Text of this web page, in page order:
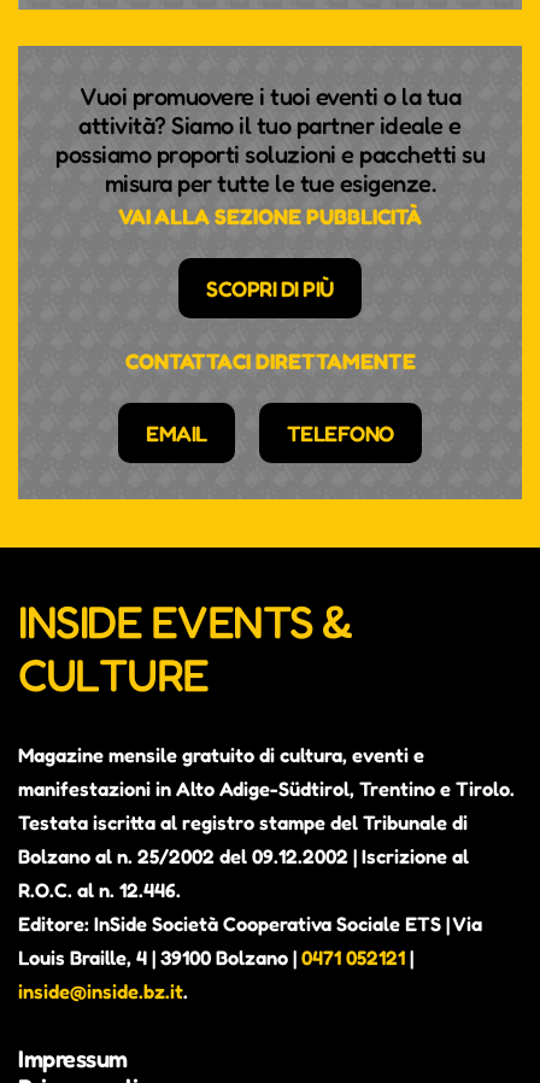
Vuoi promuovere i tuoi eventi o la tua
attività? Siamo il tuo partner ideale e
possiamo proporti soluzioni e pacchetti su
misura per tutte le tue esigenze.
VAI ALLA SEZIONE PUBBLICITÀ
SCOPRI DI PIÙ
CONTATTACI DIRETTAMENTE
EMAIL TELEFONO
INSIDE EVENTS &
CULTURE
Magazine mensile gratuito di cultura, eventi e
manifestazioni in Alto Adige-Südtirol, Trentino e Tirolo.
Testata iscritta al registro stampe del Tribunale di
Bolzano al n. 25/2002 del 09.12.2002 | Iscrizione al
R.O.C. al n. 12.446.
Editore: InSide Società Cooperativa Sociale ETS | Via
Louis Braille, 4 | 39100 Bolzano | 0471 052121 |
inside@inside.bz.it.
Impressum